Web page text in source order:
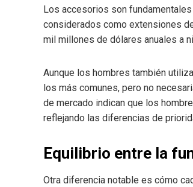
Los accesorios son
considerados como extensiones
mil millones de dólares anuales a
Aunque los hombres también
los más comunes, pero no
de mercado indican que los
reflejando las diferencias de
Equilibrio entre la
Otra diferencia notable es cómo